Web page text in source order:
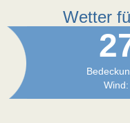
Wetter